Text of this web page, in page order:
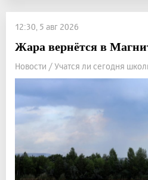
12:30, 5 авг 2026
Жара вернётся в
Новости / Учатся ли сегодня